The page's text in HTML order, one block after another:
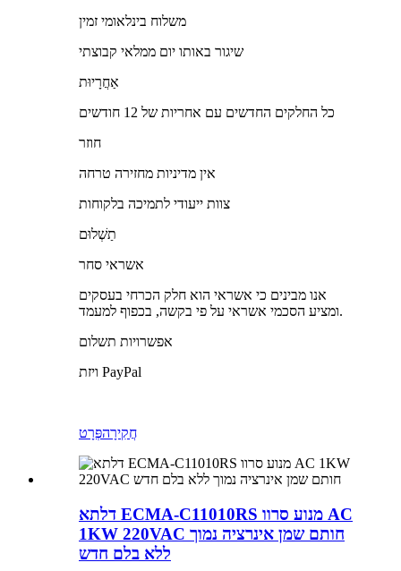
משלוח בינלאומי זמין
שיגור באותו יום ממלאי קבוצתי
אַחֲרָיוּת
כל החלקים החדשים עם אחריות של 12 חודשים
חוזר
אין מדיניות מחזירה טרחה
צוות ייעודי לתמיכה בלקוחות
תַשְׁלוּם
אשראי סחר
אנו מבינים כי אשראי הוא חלק הכרחי בעסקים
ומציע הסכמי אשראי על פי בקשה, בכפוף למעמד.
אפשרויות תשלום
ויזת PayPal
חֲקִירָהפְּרָט
דלתא ECMA-C11010RS מנוע סרוו AC
1KW 220VAC חותם שמן אינרציה נמוך
ללא בלם חדש